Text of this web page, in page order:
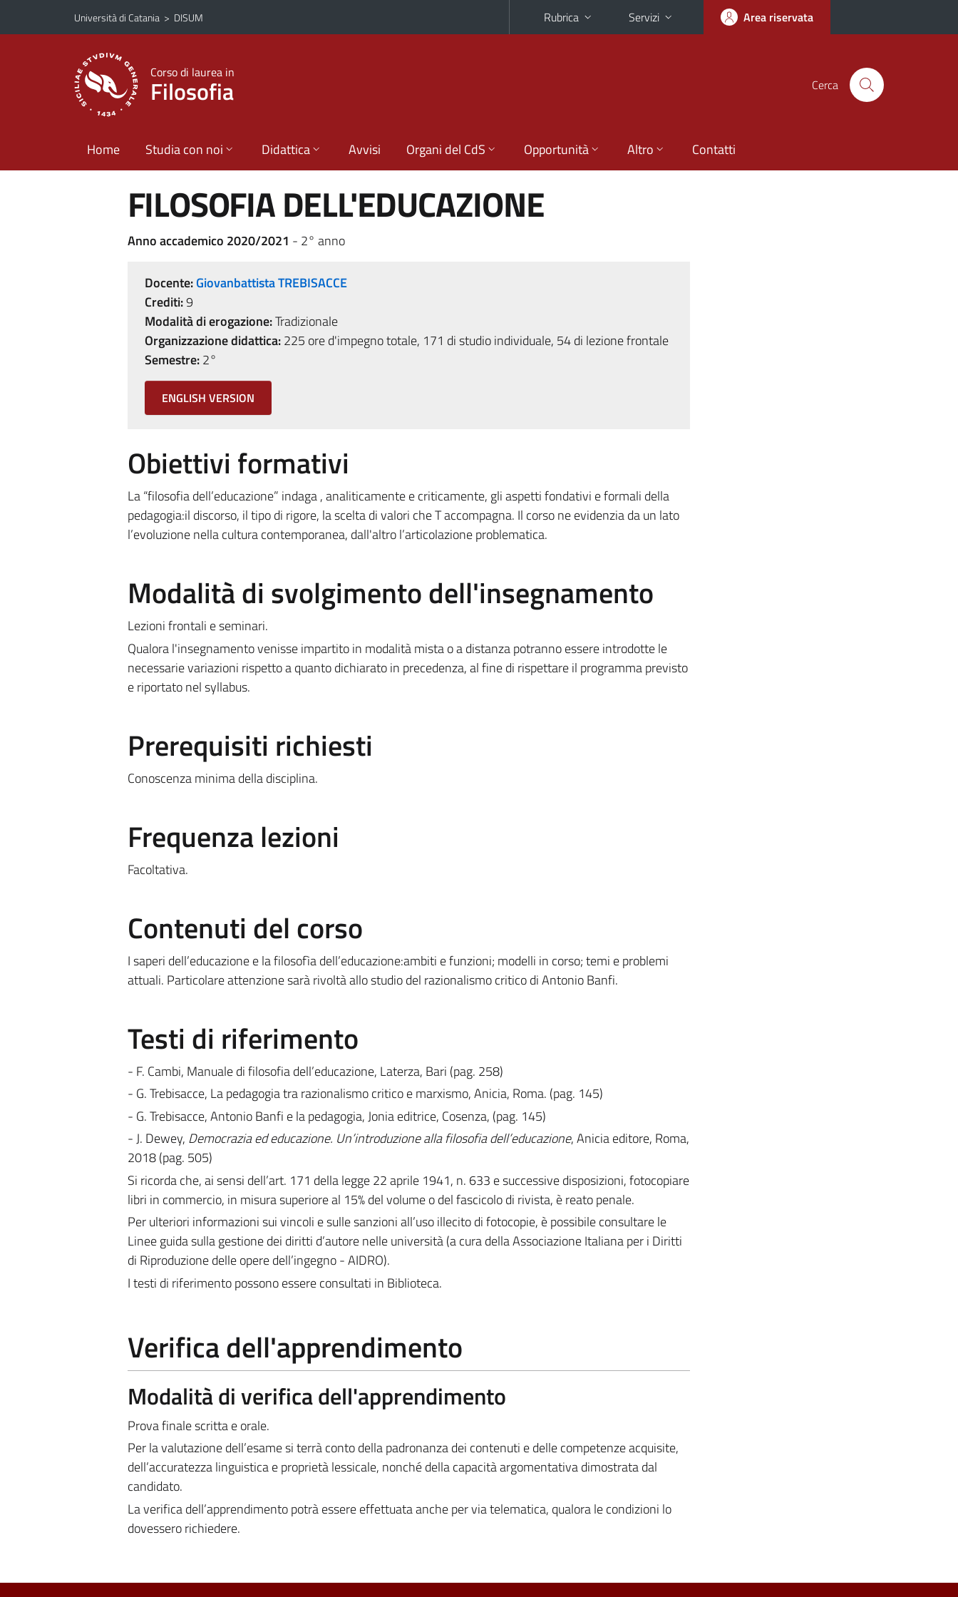
Vai al contenuto principale
Vai al menu di navigazione
Università di Catania > DISUM Rubrica Servizi Area riservata
Corso di laurea in
Filosofia Cerca
Home Studia con noi Didattica Avvisi Organi del CdS Opportunità Altro Contatti
FILOSOFIA DELL'EDUCAZIONE
Anno accademico 2020/2021 - 2° anno
Docente:Giovanbattista TREBISACCE
Crediti:9
Modalità di erogazione:Tradizionale
Organizzazione didattica:225 ore d'impegno totale, 171 di studio individuale, 54 di lezione frontale
Semestre:2°
ENGLISH VERSION
Obiettivi formativi
La “filosofia dell’educazione” indaga , analiticamente e criticamente, gli aspetti fondativi e formali della
pedagogia:il discorso, il tipo di rigore, la scelta di valori che T accompagna. Il corso ne evidenzia da un lato
l’evoluzione nella cultura contemporanea, dall'altro l’articolazione problematica.
Modalità di svolgimento dell'insegnamento
Lezioni frontali e seminari.
Qualora l'insegnamento venisse impartito in modalità mista o a distanza potranno essere introdotte le
necessarie variazioni rispetto a quanto dichiarato in precedenza, al fine di rispettare il programma previsto
e riportato nel syllabus.
Prerequisiti richiesti
Conoscenza minima della disciplina.
Frequenza lezioni
Facoltativa.
Contenuti del corso
I saperi dell’educazione e la filosofìa dell’educazione:ambiti e funzioni; modelli in corso; temi e problemi
attuali. Particolare attenzione sarà rivoltà allo studio del razionalismo critico di Antonio Banfi.
Testi di riferimento
- F. Cambi, Manuale di filosofia dell’educazione, Laterza, Bari (pag. 258)
- G. Trebisacce, La pedagogia tra razionalismo critico e marxismo, Anicia, Roma. (pag. 145)
- G. Trebisacce, Antonio Banfi e la pedagogia, Jonia editrice, Cosenza, (pag. 145)
- J. Dewey, Democrazia ed educazione. Un’introduzione alla filosofia dell’educazione, Anicia editore, Roma,
2018 (pag. 505)
Si ricorda che, ai sensi dell’art. 171 della legge 22 aprile 1941, n. 633 e successive disposizioni, fotocopiare
libri in commercio, in misura superiore al 15% del volume o del fascicolo di rivista, è reato penale.
Per ulteriori informazioni sui vincoli e sulle sanzioni all’uso illecito di fotocopie, è possibile consultare le
Linee guida sulla gestione dei diritti d’autore nelle università (a cura della Associazione Italiana per i Diritti
di Riproduzione delle opere dell’ingegno - AIDRO).
I testi di riferimento possono essere consultati in Biblioteca.
Verifica dell'apprendimento
Modalità di verifica dell'apprendimento
Prova finale scritta e orale.
Per la valutazione dell’esame si terrà conto della padronanza dei contenuti e delle competenze acquisite,
dell’accuratezza linguistica e proprietà lessicale, nonché della capacità argomentativa dimostrata dal
candidato.
La verifica dell’apprendimento potrà essere effettuata anche per via telematica, qualora le condizioni lo
dovessero richiedere.